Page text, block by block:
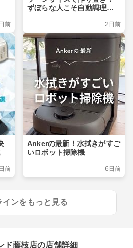
前
ずぼらな人こそ自動調理ポ
2日前
前
Ankerの最新！水拭きがすご
いロボット掃除機
6日前
インをもっと見る
ド藤枝店の店舗詳細